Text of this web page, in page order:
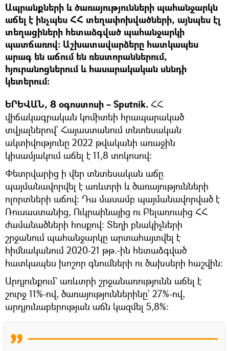
Ապրանքների և ծառայությունների պահանջարկն
աճել է ինչպես ՀՀ տեղափոխվածների, այնպես էլ
տեղացիների հետաձգված պահանջարկի
պատճառով: Աշխատավարձերը հատկապես
արագ են աճում են ռեստորաններում,
հյուրանոցներում և հասարակական սննդի
կետերում:
ԵՐԵՎԱՆ, 8 օգոստոսի – Sputnik. ՀՀ
վիճակագրական կոմիտեի հրապարակած
տվյալներով` Հայաստանում տնտեսական
ակտիվությունը 2022 թվականի առաջին
կիսամյակում աճել է 11,8 տոկոսով։
Փետրվարից ի վեր տնտեսական աճը
պայմանավորվել է առևտրի և ծառայությունների
ոլորտների աճով։ Դա մասամբ պայմանավորված է
Ռուսաստանից, Ուկրաինայից ու Բելառուսից ՀՀ
ժամանածների հոսքով: Տեղի բնակիչների
շրջանում պահանջարկը արտահայտվել է
հիմնականում 2020-21 թթ.-ին հետաձգված
հատկապես խոշոր գնումների ու ծախսերի հաշվին:
Արդյունքում` առևտրի շրջանառությունն աճել է
շուրջ 11%-ով, ծառայություններինը` 27%-ով,
արդյունաբերության աճն կազմել 5,8%։